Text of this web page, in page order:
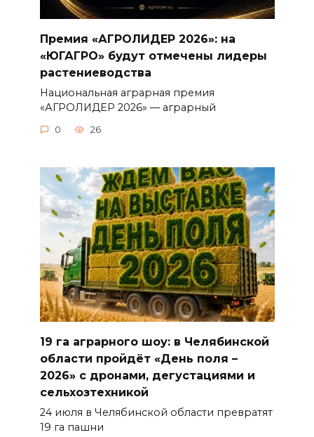
Премия «АГРОЛИДЕР 2026»: на
«ЮГАГРО» будут отмечены лидеры
растениеводства
Национальная аграрная премия
«АГРОЛИДЕР 2026» — аграрный
0 26
19 га аграрного шоу: в Челябинской
области пройдёт «День поля –
2026» с дронами, дегустациями и
сельхозтехникой
24 июля в Челябинской области превратят
19 га пашни